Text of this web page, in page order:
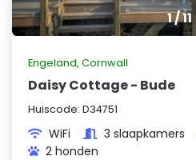
1/11
Engeland, Cornwall
Daisy Cottage - Bude
Huiscode: D34751
WiFi 3 slaapkamers
2 honden